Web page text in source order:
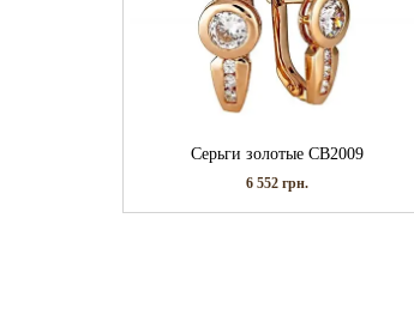
Серьги золотые СВ2009
6 552грн.